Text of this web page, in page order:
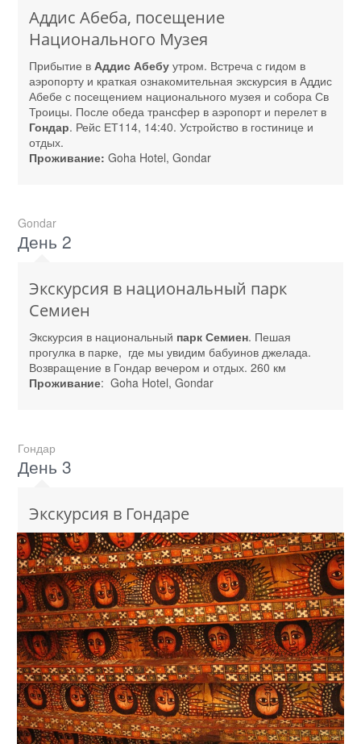
Аддис Абеба, посещение
Национального Музея
Прибытие в Аддис Абебу утром. Встреча с гидом в
аэропорту и краткая ознакомительная экскурсия в Аддис
Абебе с посещением национального музея и собора Св
Троицы. После обеда трансфер в аэропорт и перелет в
Гондар. Рейс ЕТ114, 14:40. Устройство в гостинице и
отдых.
Проживание: Goha Hotel, Gondar
Gondar
День 2
Экскурсия в национальный парк
Семиен
Экскурсия в национальный парк Семиен. Пешая
прогулка в парке, где мы увидим бабуинов джелада.
Возвращение в Гондар вечером и отдых. 260 км
Проживание: Goha Hotel, Gondar
Гондар
День 3
Экскурсия в Гондаре